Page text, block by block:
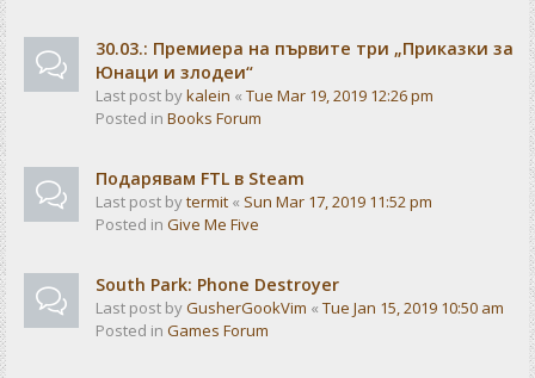
30.03.: Премиера на първите три „Приказки за
Юнаци и злодеи“
Last post bykalein « Tue Mar 19, 2019 12:26 pm
Posted in Books Forum
Подарявам FTL в Steam
Last post bytermit « Sun Mar 17, 2019 11:52 pm
Posted in Give Me Five
South Park: Phone Destroyer
Last post byGusherGookVim « Tue Jan 15, 2019 10:50 am
Posted in Games Forum